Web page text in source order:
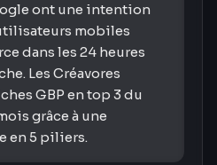
ont une intention
mobiles
dans les 24 heures
Les Créavores
GBP en top 3 du
grâce à une
en 5 piliers.